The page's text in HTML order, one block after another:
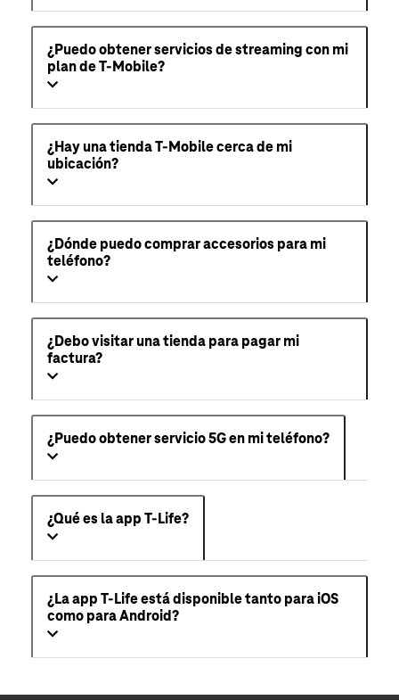
¿Puedo obtener servicios de streaming con mi
plan de T-Mobile?
¿Hay una tienda T-Mobile cerca de mi
ubicación?
¿Dónde puedo comprar accesorios para mi
teléfono?
¿Debo visitar una tienda para pagar mi
factura?
¿Puedo obtener servicio 5G en mi teléfono?
¿Qué es la app T-Life?
¿La app T-Life está disponible tanto para iOS
como para Android?